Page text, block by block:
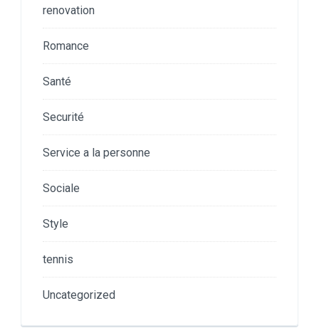
renovation
Romance
Santé
Securité
Service a la personne
Sociale
Style
tennis
Uncategorized